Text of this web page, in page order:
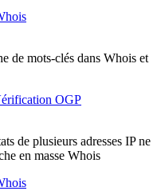
de mots-clés dans Whois et
OGP
de plusieurs adresses IP ne
en masse Whois